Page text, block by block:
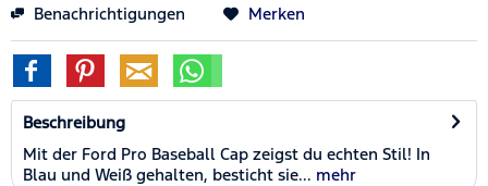
Benachrichtigungen Merken
Beschreibung
Mit der Ford Pro Baseball Cap zeigst du echten Stil! In
Blau und Weiß gehalten, besticht sie... mehr